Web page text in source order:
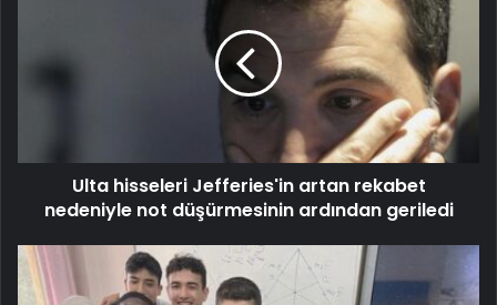
Ulta hisseleri Jefferies'in artan rekabet
nedeniyle not düşürmesinin ardından geriledi